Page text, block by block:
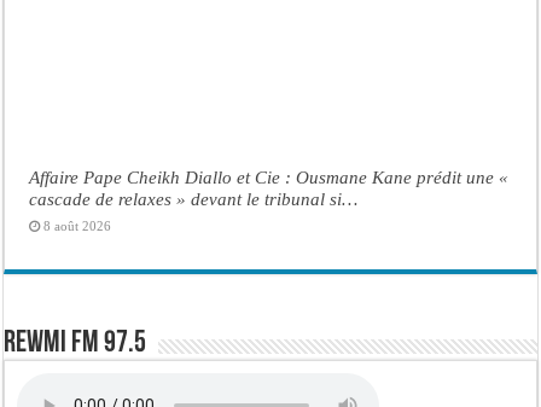
Affaire Pape Cheikh Diallo et Cie : Ousmane Kane prédit une «
cascade de relaxes » devant le tribunal si…
8 août 2026
Rewmi FM 97.5